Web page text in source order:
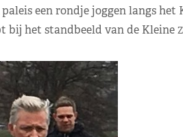
een rondje joggen langs het
bij het standbeeld van de Kleine